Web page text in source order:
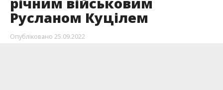
Русланом Куцілем
Опубліковано 25.09.2022